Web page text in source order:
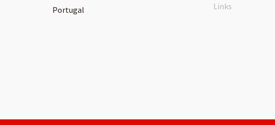
Portugal
Links